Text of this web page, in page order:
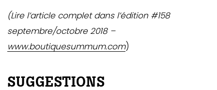
(Lire l’article complet dans l’édition #158
septembre/octobre 2018 –
www.boutiquesummum.com)
SUGGESTIONS